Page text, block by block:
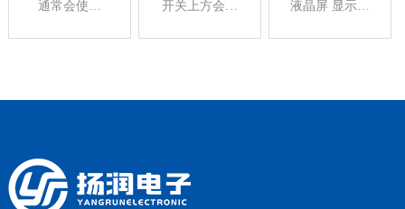
通常会使用
字的液晶屏，
开关上方会安
LCD显示屏，
液晶屏 显示模
片类型：反射